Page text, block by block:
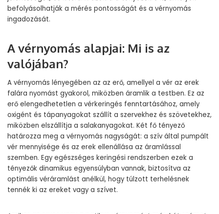
befolyásolhatják a mérés pontosságát és a vérnyomás
ingadozását.
A vérnyomás alapjai: Mi is az
valójában?
A vérnyomás lényegében az az erő, amellyel a vér az erek
falára nyomást gyakorol, miközben áramlik a testben. Ez az
erő elengedhetetlen a vérkeringés fenntartásához, amely
oxigént és tápanyagokat szállít a szervekhez és szövetekhez,
miközben elszállítja a salakanyagokat. Két fő tényező
határozza meg a vérnyomás nagyságát: a szív által pumpált
vér mennyisége és az erek ellenállása az áramlással
szemben. Egy egészséges keringési rendszerben ezek a
tényezők dinamikus egyensúlyban vannak, biztosítva az
optimális véráramlást anélkül, hogy túlzott terhelésnek
tennék ki az ereket vagy a szívet.